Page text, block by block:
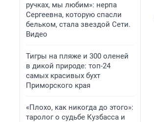
ручках, мы любим»: нерпа
Сергеевна, которую спасли
бельком, стала звездой Сети.
Видео
Тигры на пляже и 300 оленей
в дикой природе: топ-24
самых красивых бухт
Приморского края
«Плохо, как никогда до этого»:
таролог о судьбе Кузбасса и